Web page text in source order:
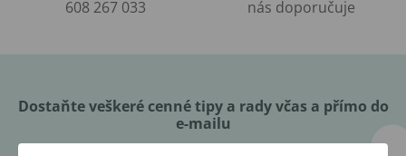
608 267 033
nás doporučuje
Dostaňte veškeré cenné tipy a rady včas a přímo do
e-mailu